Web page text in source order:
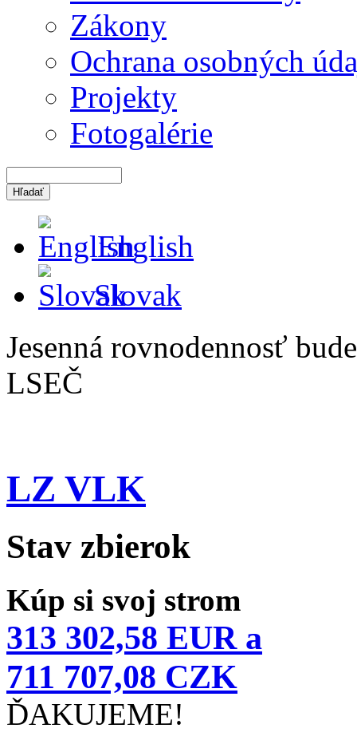
Zákony
Ochrana osobných
Projekty
Fotogalérie
English
Slovak
Jesenná rovnodennosť
LSEČ
LZ VLK
Stav zbierok
Kúp si svoj strom
313 302,58 EUR a
711 707,08 CZK
ĎAKUJEME!